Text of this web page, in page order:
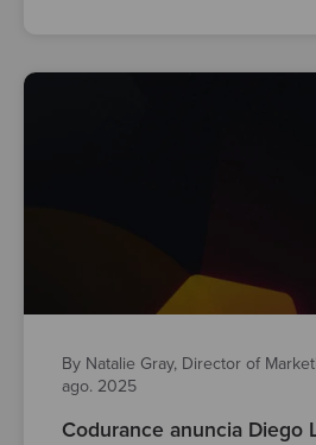
By Natalie Gray, Director of
ago. 2025
Codurance anuncia Diego